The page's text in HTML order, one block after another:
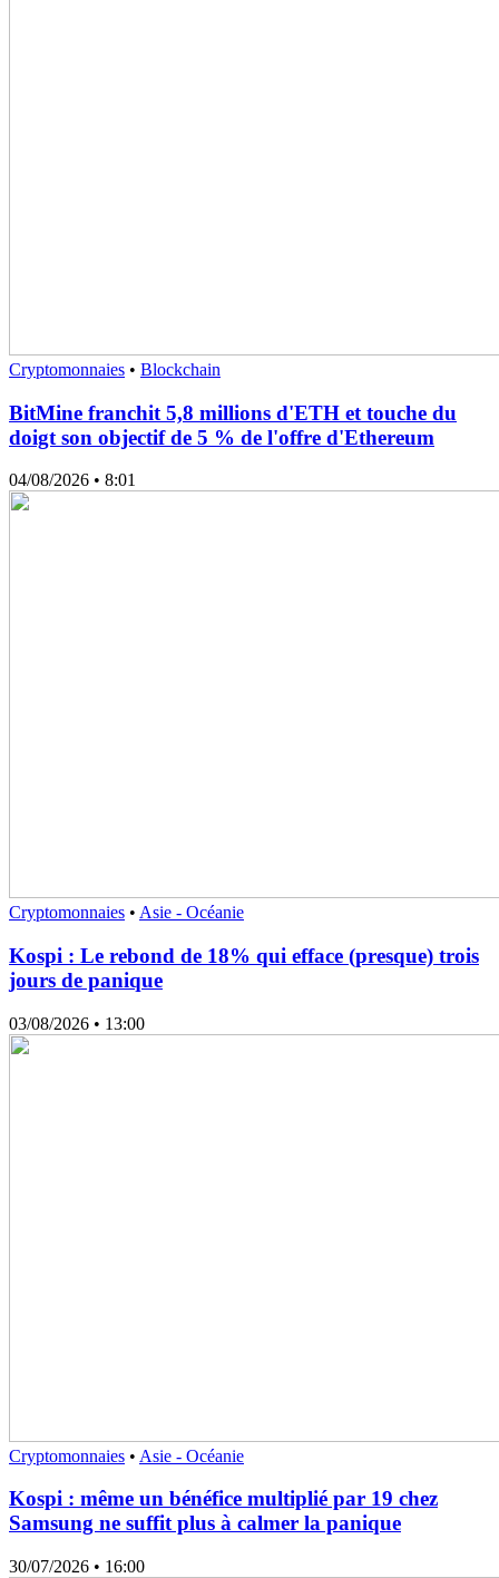
Cryptomonnaies • Blockchain
BitMine franchit 5,8 millions d'ETH et touche du
doigt son objectif de 5 % de l'offre d'Ethereum
04/08/2026 • 8:01
Cryptomonnaies • Asie - Océanie
Kospi : Le rebond de 18% qui efface (presque) trois
jours de panique
03/08/2026 • 13:00
Cryptomonnaies • Asie - Océanie
Kospi : même un bénéfice multiplié par 19 chez
Samsung ne suffit plus à calmer la panique
30/07/2026 • 16:00